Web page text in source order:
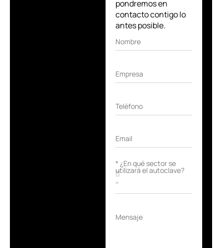
pondremos en
contacto contigo lo
antes posible.
Nombre
Empresa
Teléfono
Email
* ¿En qué sector se
utilizará el autoclave?
Mensaje